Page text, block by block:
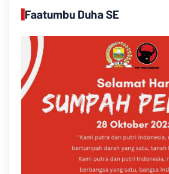
Faatumbu Duha SE